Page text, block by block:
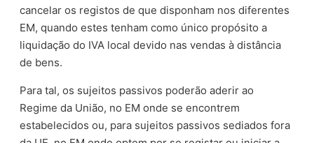
cancelar os registos de que disponham nos diferentes
EM, quando estes tenham como único propósito a
liquidação do IVA local devido nas vendas à distância
de bens.
Para tal, os sujeitos passivos poderão aderir ao
Regime da União, no EM onde se encontrem
estabelecidos ou, para sujeitos passivos sediados fora